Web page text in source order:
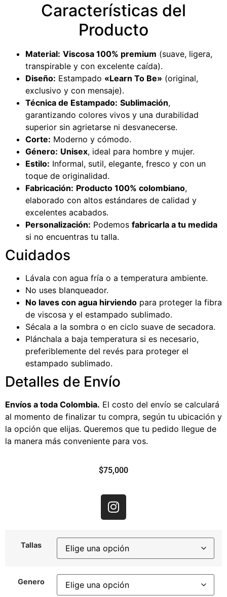
Características del
Producto
Material: Viscosa 100% premium (suave, ligera,
transpirable y con excelente caída).
Diseño: Estampado «Learn To Be» (original,
exclusivo y con mensaje).
Técnica de Estampado: Sublimación,
garantizando colores vivos y una durabilidad
superior sin agrietarse ni desvanecerse.
Corte: Moderno y cómodo.
Género: Unisex, ideal para hombre y mujer.
Estilo: Informal, sutil, elegante, fresco y con un
toque de originalidad.
Fabricación: Producto 100% colombiano,
elaborado con altos estándares de calidad y
excelentes acabados.
Personalización: Podemos fabricarla a tu medida
si no encuentras tu talla.
Cuidados
Lávala con agua fría o a temperatura ambiente.
No uses blanqueador.
No laves con agua hirviendo para proteger la fibra
de viscosa y el estampado sublimado.
Sécala a la sombra o en ciclo suave de secadora.
Plánchala a baja temperatura si es necesario,
preferiblemente del revés para proteger el
estampado sublimado.
Detalles de Envío
Envíos a toda Colombia. El costo del envío se calculará
al momento de finalizar tu compra, según tu ubicación y
la opción que elijas. Queremos que tu pedido llegue de
la manera más conveniente para vos.
$75,000
Tallas
Genero